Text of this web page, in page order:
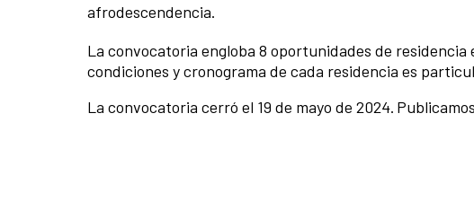
afrodescendencia.
La convocatoria engloba 8 oportunidades de
condiciones y cronograma de cada residencia es
La convocatoria cerró el 19 de mayo de 2024.